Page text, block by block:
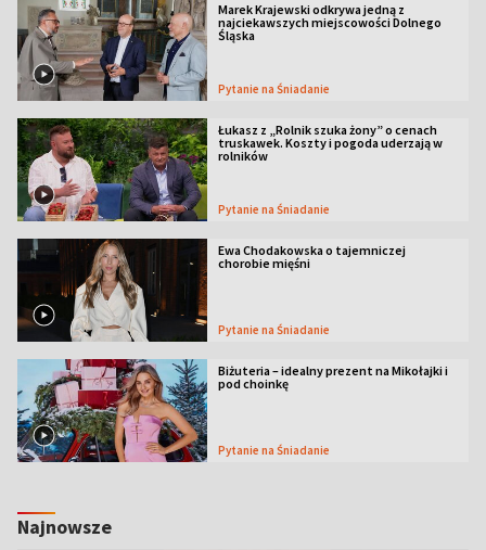
Marek Krajewski odkrywa jedną z
najciekawszych miejscowości Dolnego
Śląska
Pytanie na Śniadanie
Łukasz z „Rolnik szuka żony” o cenach
truskawek. Koszty i pogoda uderzają w
rolników
Pytanie na Śniadanie
Ewa Chodakowska o tajemniczej
chorobie mięśni
Pytanie na Śniadanie
Biżuteria – idealny prezent na Mikołajki i
pod choinkę
Pytanie na Śniadanie
Najnowsze